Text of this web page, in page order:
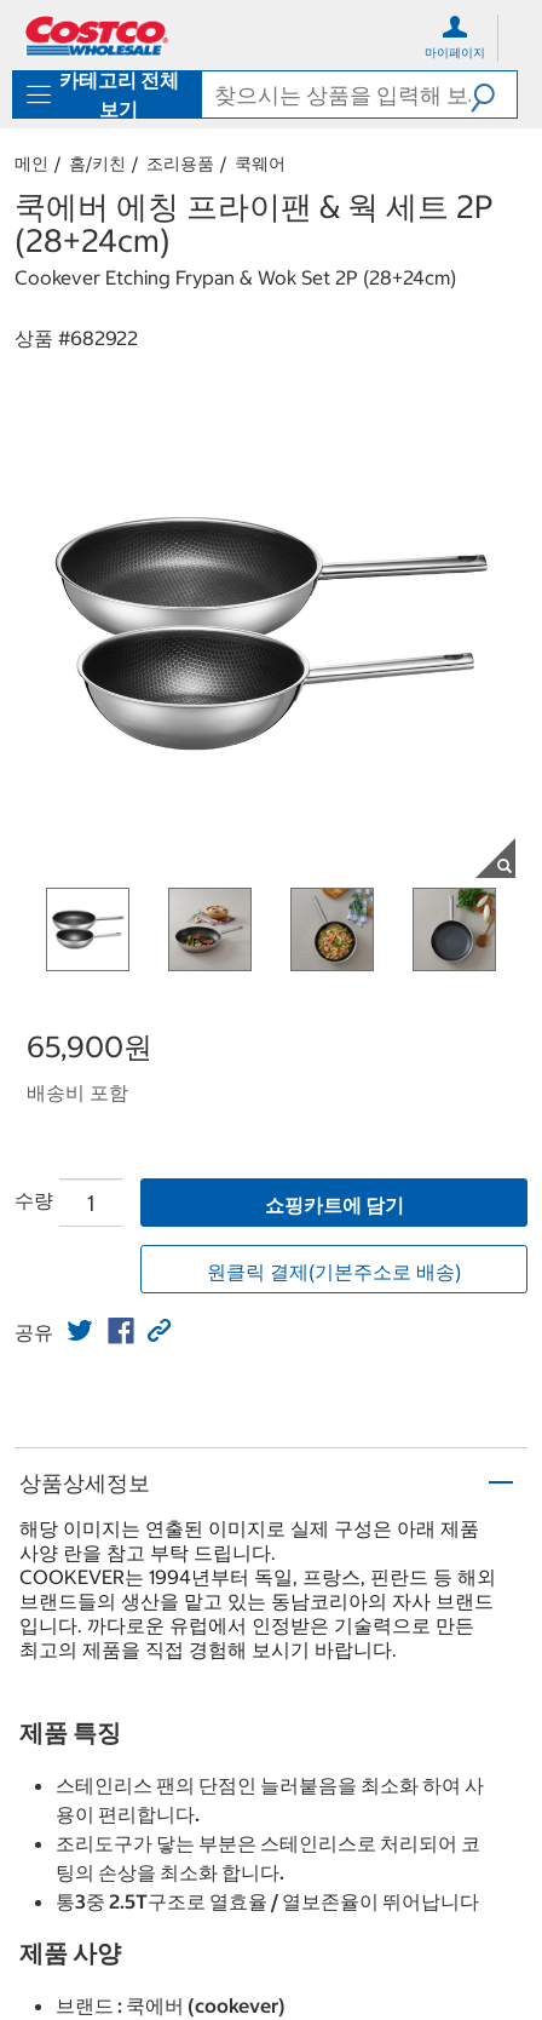
로
기
가
마이페이지
카테고리 전체
보기
메인 홈/키친 조리용품 쿡웨어
쿡에버 에칭 프라이팬 & 웍 세트 2P
(28+24cm)
Cookever Etching Frypan & Wok Set 2P (28+24cm)
상품 #682922
65,900원
배송비 포함
수량 쇼핑카트에 담기
원클릭 결제(기본주소로 배송)
공유
상품상세정보
해당 이미지는 연출된 이미지로 실제 구성은 아래 제품
사양 란을 참고 부탁 드립니다.
COOKEVER는 1994년부터 독일, 프랑스, 핀란드 등 해외
브랜드들의 생산을 맡고 있는 동남코리아의 자사 브랜드
입니다. 까다로운 유럽에서 인정받은 기술력으로 만든
최고의 제품을 직접 경험해 보시기 바랍니다.
제품 특징
스테인리스 팬의 단점인 늘러붙음을 최소화 하여 사
용이 편리합니다.
조리도구가 닿는 부분은 스테인리스로 처리되어 코
팅의 손상을 최소화 합니다.
통3중 2.5T구조로 열효율 / 열보존율이 뛰어납니다
제품 사양
브랜드 : 쿡에버 (cookever)